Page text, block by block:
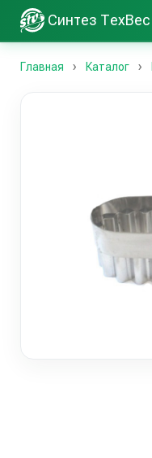
Синтез ТехВес
Главная Каталог